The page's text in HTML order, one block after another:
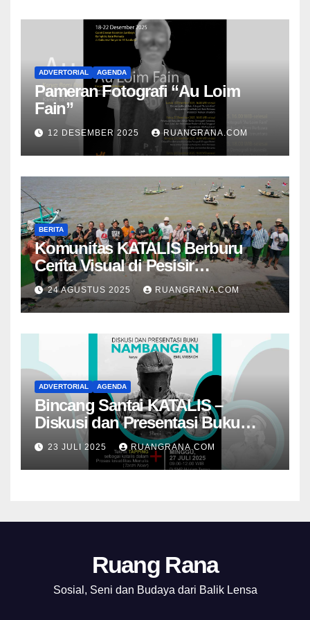
ADVERTORIAL AGENDA
Pameran Fotografi “Au Loim
Fain”
12 DESEMBER 2025 RUANGRANA.COM
BERITA
Komunitas KATALIS Berburu
Cerita Visual di Pesisir
Nambangan
24 AGUSTUS 2025 RUANGRANA.COM
ADVERTORIAL AGENDA
Bincang Santai KATALIS –
Diskusi dan Presentasi Buku
Foto Nambangan
23 JULI 2025 RUANGRANA.COM
Ruang Rana
Sosial, Seni dan Budaya dari Balik Lensa